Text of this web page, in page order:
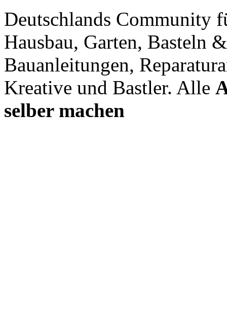
Deutschlands Community
Hausbau, Garten, Basteln
Bauanleitungen,
Kreative und Bastler. Alle
selber machen